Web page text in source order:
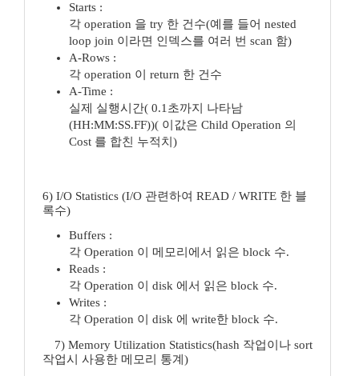
Starts :
각 operation 을 try 한 건수(예를 들어 nested
loop join 이라면 인덱스를 여러 번 scan 함)
A-Rows :
각 operation 이 return 한 건수
A-Time :
실제 실행시간( 0.1초까지 나타남
(HH:MM:SS.FF))( 이값은 Child Operation 의
Cost 를 합친 누적치)
6) I/O Statistics (I/O 관련하여 READ / WRITE 한 블
록수)
Buffers :
각 Operation 이 메모리에서 읽은 block 수.
Reads :
각 Operation 이 disk 에서 읽은 block 수.
Writes :
각 Operation 이 disk 에 write한 block 수.
7) Memory Utilization Statistics(hash 작업이나 sort
작업시 사용한 메모리 통계)